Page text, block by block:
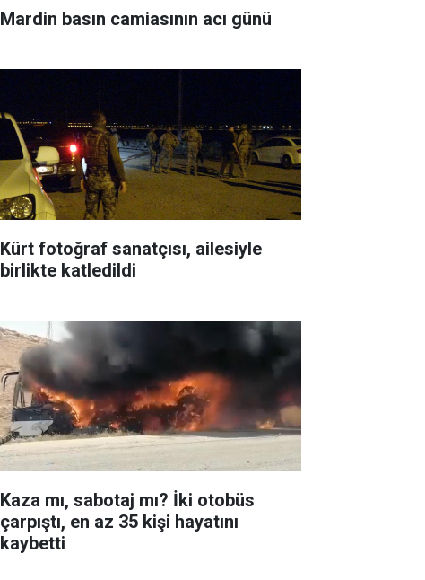
Mardin basın camiasının acı günü
Kürt fotoğraf sanatçısı, ailesiyle
birlikte katledildi
Kaza mı, sabotaj mı? İki otobüs
çarpıştı, en az 35 kişi hayatını
kaybetti